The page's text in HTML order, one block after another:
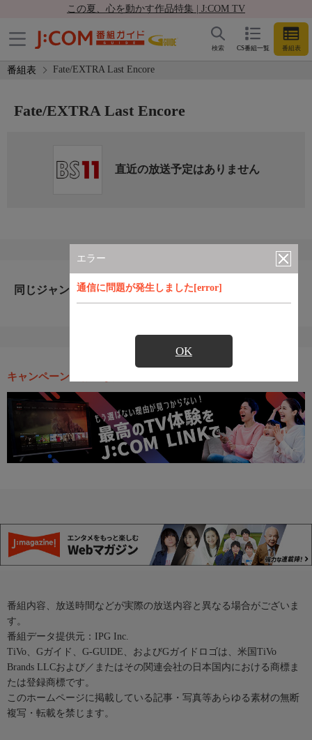
この夏、心を動かす作品特集 | J:COM TV
CS番組一覧 番組表
検索
番組表 Fate/EXTRA Last Encore
エラー
通信に問題が発生しました[error]
OK
Fate/EXTRA Last Encore
直近の放送予定はありません
同じジャンルのおすすめ番組
キャンペーン・お得な情報
番組内容、放送時間などが実際の放送内容と異なる場合がございま
す。
番組データ提供元：IPG Inc.
TiVo、Gガイド、G-GUIDE、およびGガイドロゴは、米国TiVo
Brands LLCおよび／またはその関連会社の日本国内における商標ま
たは登録商標です。
このホームページに掲載している記事・写真等あらゆる素材の無断
複写・転載を禁じます。